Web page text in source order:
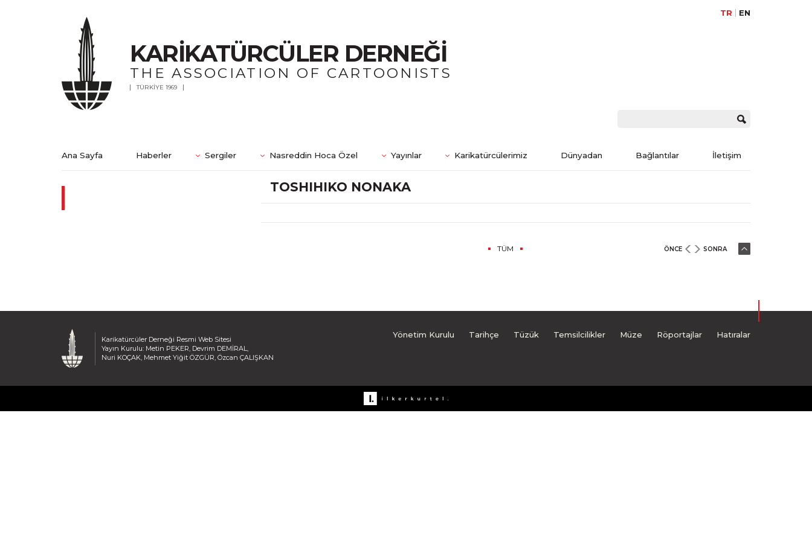
TR EN
KARİKATÜRCÜLER DERNEĞİ
THE ASSOCIATION OF CARTOONISTS
TÜRKİYE 1969
Ana Sayfa Haberler Sergiler Nasreddin Hoca Özel Yayınlar Karikatürcülerimiz Dünyadan Bağlantılar İletişim
TOSHIHIKO NONAKA
TÜM ÖNCE SONRA
Karikatürcüler Derneği Resmi Web Sitesi
Yayın Kurulu: Metin PEKER, Devrim DEMİRAL,
Nuri KOÇAK, Mehmet Yiğit ÖZGÜR, Özcan ÇALIŞKAN
Yönetim Kurulu Tarihçe Tüzük Temsilcilikler Müze Röportajlar Hatıralar